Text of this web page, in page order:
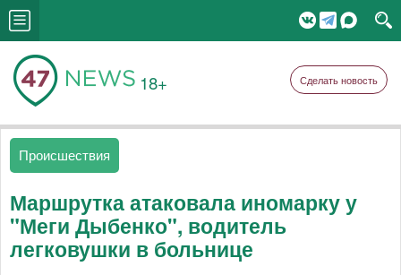
18+ Сделать новость
Происшествия
Маршрутка атаковала иномарку у
"Меги Дыбенко", водитель
легковушки в больнице